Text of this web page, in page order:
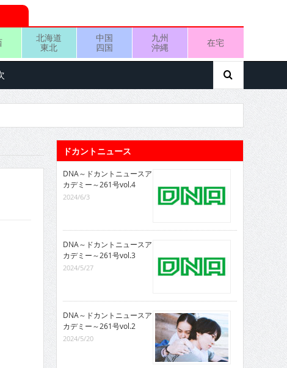
北海道
東北
中国
四国
九州
沖縄
在宅
ドカントニュース
DNA～ドカントニュースア
カデミー～261号vol.4
2024/6/3
DNA～ドカントニュースア
カデミー～261号vol.3
2024/5/27
DNA～ドカントニュースア
カデミー～261号vol.2
2024/5/20